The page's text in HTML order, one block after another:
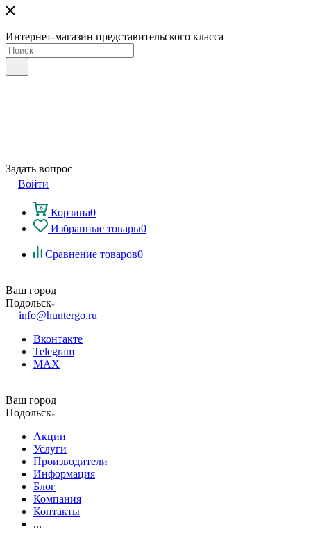
Интернет-магазин представительского класса
Задать вопрос
Войти
Корзина0
Избранные товары0
Сравнение товаров0
Ваш город
Подольск
info@huntergo.ru
Вконтакте
Telegram
MAX
Ваш город
Подольск
Акции
Услуги
Производители
Информация
Блог
Компания
Контакты
...